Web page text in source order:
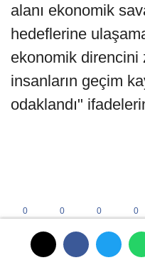
alanı ekonomik
hedeflerine
ekonomik direncini
insanların geçim
odaklandı"